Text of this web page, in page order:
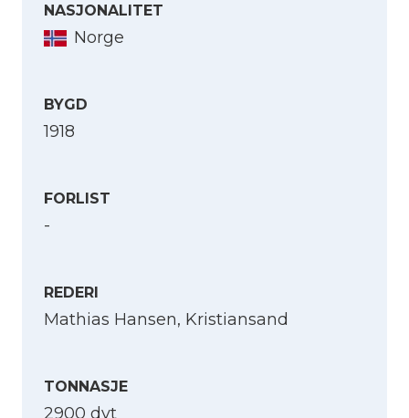
NASJONALITET
Norge
BYGD
1918
FORLIST
-
REDERI
Mathias Hansen, Kristiansand
TONNASJE
2900 dvt